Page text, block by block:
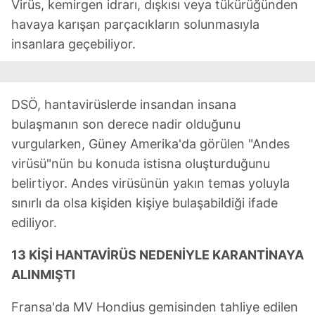
reklam/pazarlama faaliyetlerinin yapılması, amaçlarıyla
sınırlı olarak açık rızanız dahilinde kullanılacaktır.
Çerezlere ilişkin tercihlerinizi aşağıda yer alan panel
Metnimiziziyaret edebilirsiniz.
6698 sayılı Kişisel Verilerin Korunması Kanunu uyarınca
hazırlanmış Aydınlatma Metnimizi okumak ve sitemizde
ilgili mevzuata uygun olarak kullanılan çerezlerle ilgili bilgi
almak için lütfentıklayınız.
Virüs, kemirgen idrarı, dışkısı veya tükürüğünden
havaya karışan parçacıkların solunmasıyla
insanlara geçebiliyor.
DSÖ, hantavirüslerde insandan insana
bulaşmanın son derece nadir olduğunu
vurgularken, Güney Amerika'da görülen "Andes
virüsü"nün bu konuda istisna oluşturduğunu
belirtiyor. Andes virüsünün yakın temas yoluyla
sınırlı da olsa kişiden kişiye bulaşabildiği ifade
ediliyor.
13 KİŞİ HANTAVİRÜS NEDENİYLE KARANTİNAYA
ALINMIŞTI
Fransa'da MV Hondius gemisinden tahliye edilen